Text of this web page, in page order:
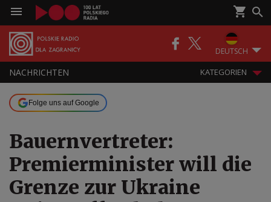
DEUTSCH
NACHRICHTEN KATEGORIEN
Folge uns auf Google
Bauernvertreter:
Premierminister will die
Grenze zur Ukraine